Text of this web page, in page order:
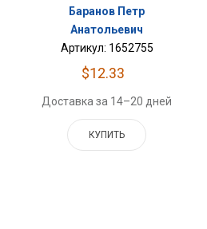
Баранов Петр
Анатольевич
Артикул: 1652755
$12.33
Доставка за 14–20 дней
КУПИТЬ